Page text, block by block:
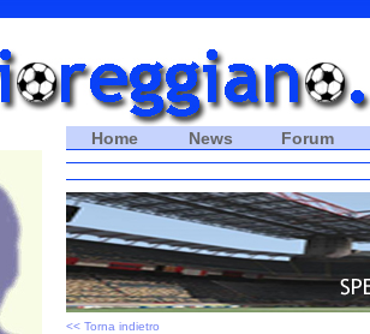
Home News Forum
<< Torna indietro